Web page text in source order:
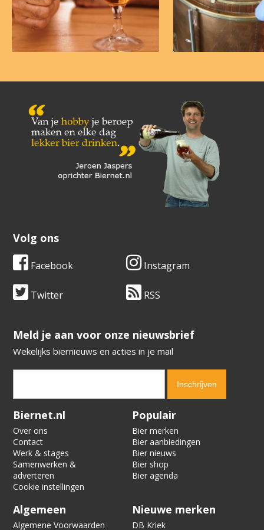
Volg ons
Facebook Instagram
Twitter RSS
​​​​​​​Meld je aan voor onze nieuwsbrief
Wekelijks biernieuws en acties in je mail
Verification code:
Biernet.nl
Over ons
Contact
Werk & stages
Samenwerken &
adverteren
Cookie instellingen
Populair
Bier merken
Bier aanbiedingen
Bier nieuws
Bier shop
Bier agenda
Algemeen
Algemene Voorwaarden
Nieuwe merken
DB Kriek